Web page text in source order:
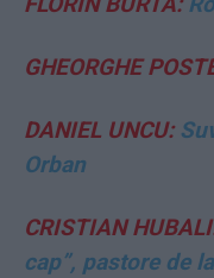
GHEORGHE
DANIEL UNCU:
Orban
CRISTIAN
cap”, pastore de